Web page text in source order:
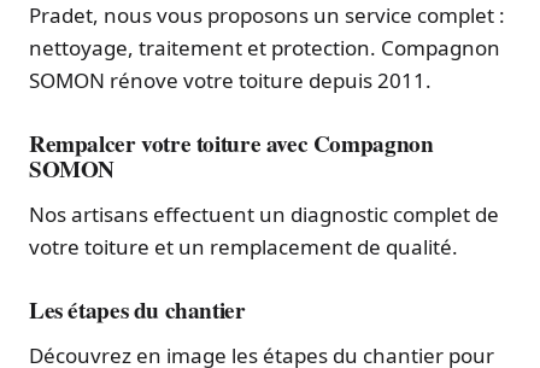
Pradet, nous vous proposons un service complet :
nettoyage, traitement et protection. Compagnon
SOMON rénove votre toiture depuis 2011.
Rempalcer votre toiture avec Compagnon
SOMON
Nos artisans effectuent un diagnostic complet de
votre toiture et un remplacement de qualité.
Les étapes du chantier
Découvrez en image les étapes du chantier pour